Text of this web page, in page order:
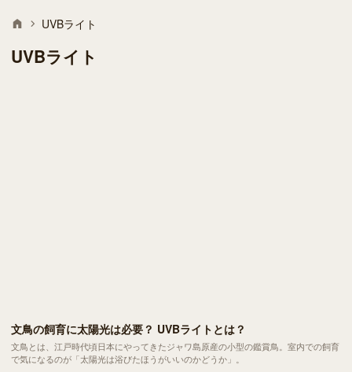
UVBライト
UVBライト
文鳥の飼育に太陽光は必要？ UVBライトとは？
文鳥とは、江戸時代頃日本にやってきたジャワ島原産の小型の鑑賞鳥。室内での飼育
で気になるのが「太陽光は浴びたほうがいいのかどうか」。